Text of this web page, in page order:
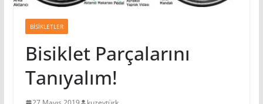
BISIKLETLER
Bisiklet Parçalarını
Tanıyalım!